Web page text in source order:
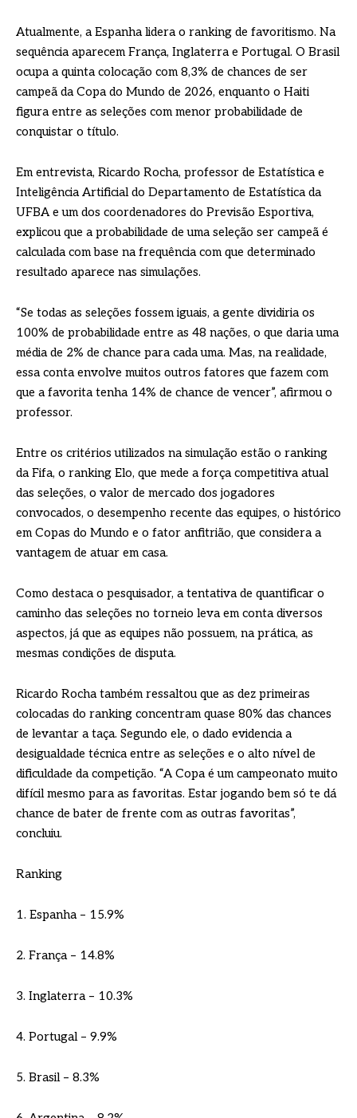
Atualmente, a Espanha lidera o ranking de favoritismo. Na
sequência aparecem França, Inglaterra e Portugal. O Brasil
ocupa a quinta colocação com 8,3% de chances de ser
campeã da Copa do Mundo de 2026, enquanto o Haiti
figura entre as seleções com menor probabilidade de
conquistar o título.
Em entrevista, Ricardo Rocha, professor de Estatística e
Inteligência Artificial do Departamento de Estatística da
UFBA e um dos coordenadores do Previsão Esportiva,
explicou que a probabilidade de uma seleção ser campeã é
calculada com base na frequência com que determinado
resultado aparece nas simulações.
“Se todas as seleções fossem iguais, a gente dividiria os
100% de probabilidade entre as 48 nações, o que daria uma
média de 2% de chance para cada uma. Mas, na realidade,
essa conta envolve muitos outros fatores que fazem com
que a favorita tenha 14% de chance de vencer”, afirmou o
professor.
Entre os critérios utilizados na simulação estão o ranking
da Fifa, o ranking Elo, que mede a força competitiva atual
das seleções, o valor de mercado dos jogadores
convocados, o desempenho recente das equipes, o histórico
em Copas do Mundo e o fator anfitrião, que considera a
vantagem de atuar em casa.
Como destaca o pesquisador, a tentativa de quantificar o
caminho das seleções no torneio leva em conta diversos
aspectos, já que as equipes não possuem, na prática, as
mesmas condições de disputa.
Ricardo Rocha também ressaltou que as dez primeiras
colocadas do ranking concentram quase 80% das chances
de levantar a taça. Segundo ele, o dado evidencia a
desigualdade técnica entre as seleções e o alto nível de
dificuldade da competição. “A Copa é um campeonato muito
difícil mesmo para as favoritas. Estar jogando bem só te dá
chance de bater de frente com as outras favoritas”,
concluiu.
Ranking
1. Espanha – 15.9%
2. França – 14.8%
3. Inglaterra – 10.3%
4. Portugal – 9.9%
5. Brasil – 8.3%